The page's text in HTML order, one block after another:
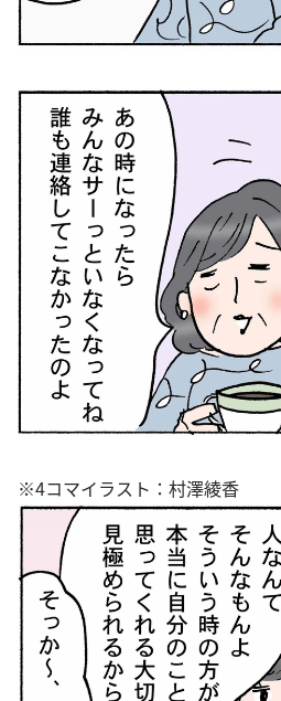
※4コマイラスト：村澤綾香